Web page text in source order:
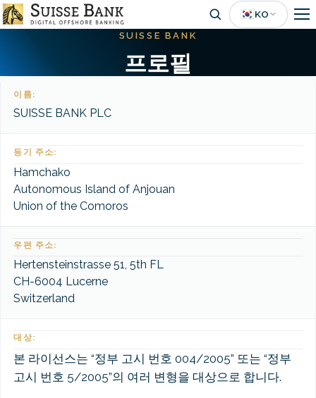
Skip
to
🇰🇷 KO
SUISSE BANK
프로필
이름:
SUISSE BANK PLC
등기 주소:
Hamchako
Autonomous Island of Anjouan
Union of the Comoros
우편 주소:
Hertensteinstrasse 51, 5th FL
CH-6004 Lucerne
Switzerland
대상:
본 라이선스는 “정부 고시 번호 004/2005” 또는 “정부
고시 번호 5/2005”의 여러 변형을 대상으로 합니다.